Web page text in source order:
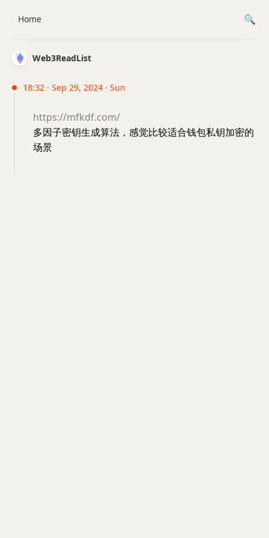
Web3ReadList
18:32 · Sep 29, 2024 · Sun
https://mfkdf.com/
多因子密钥生成算法，感觉比较适合钱包私钥加密的
场景
Home